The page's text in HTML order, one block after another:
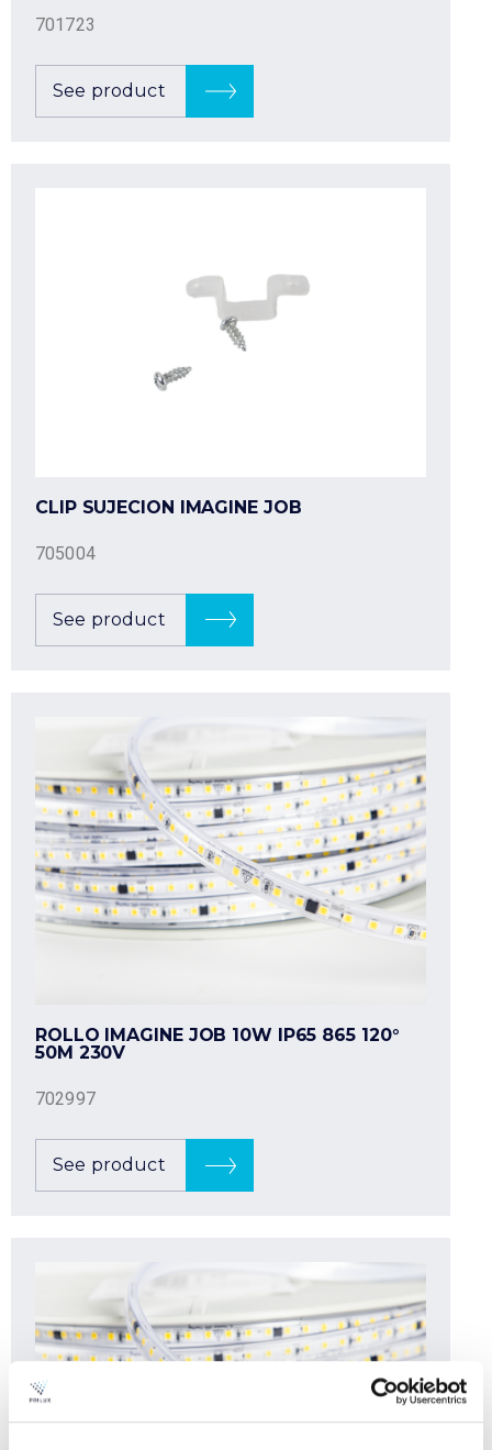
701723
See product
CLIP SUJECION IMAGINE JOB
705004
See product
ROLLO IMAGINE JOB 10W IP65 865 120°
50M 230V
702997
See product